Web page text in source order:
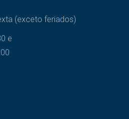
(exceto feriados)
e